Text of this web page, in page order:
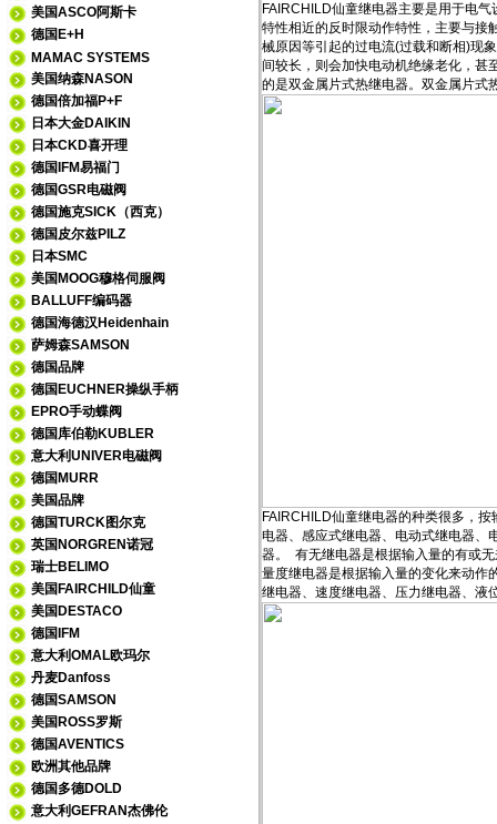
美国ASCO阿斯卡
德国E+H
MAMAC SYSTEMS
美国纳森NASON
德国倍加福P+F
日本大金DAIKIN
日本CKD喜开理
德国IFM易福门
德国GSR电磁阀
德国施克SICK（西克）
德国皮尔兹PILZ
日本SMC
美国MOOG穆格伺服阀
BALLUFF编码器
德国海德汉Heidenhain
萨姆森SAMSON
德国品牌
德国EUCHNER操纵手柄
EPRO手动蝶阀
德国库伯勒KUBLER
意大利UNIVER电磁阀
德国MURR
美国品牌
德国TURCK图尔克
英国NORGREN诺冠
瑞士BELIMO
美国FAIRCHILD仙童
美国DESTACO
德国IFM
意大利OMAL欧玛尔
丹麦Danfoss
德国SAMSON
美国ROSS罗斯
德国AVENTICS
欧洲其他品牌
德国多德DOLD
意大利GEFRAN杰佛伦
FAIRCHILD仙童继电器主要是用于电
特性相近的反时限动作特性，主要与接
械原因等引起的过电流(过载和断相)现
间较长，则会加快电动机绝缘老化，甚
的是双金属片式热继电器。双金属片式
FAIRCHILD仙童继电器的种类很多，
电器、感应式继电器、电动式继电器、
器。 有无继电器是根据输入量的有或
量度继电器是根据输入量的变化来动作
继电器、速度继电器、压力继电器、液